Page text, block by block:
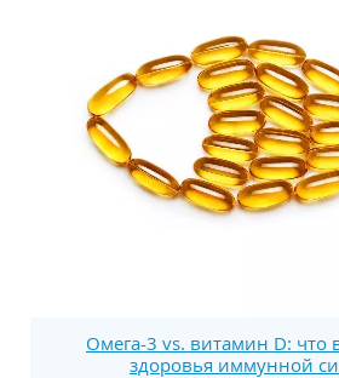
Омега-3 vs. витамин D: что
здоровья иммунной